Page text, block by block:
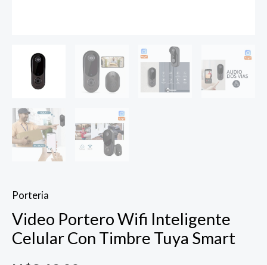
Porteria
Video Portero Wifi Inteligente
Celular Con Timbre Tuya Smart